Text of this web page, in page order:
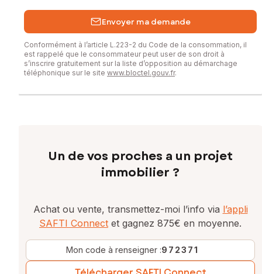
Envoyer ma demande
Conformément à l’article L.223-2 du Code de la consommation, il
est rappelé que le consommateur peut user de son droit à
s’inscrire gratuitement sur la liste d’opposition au démarchage
téléphonique sur le site www.bloctel.gouv.fr.
Un de vos proches a un projet
immobilier ?
Achat ou vente, transmettez-moi l’info via l’appli
SAFTI Connect et gagnez 875€ en moyenne.
Mon code à renseigner :972371